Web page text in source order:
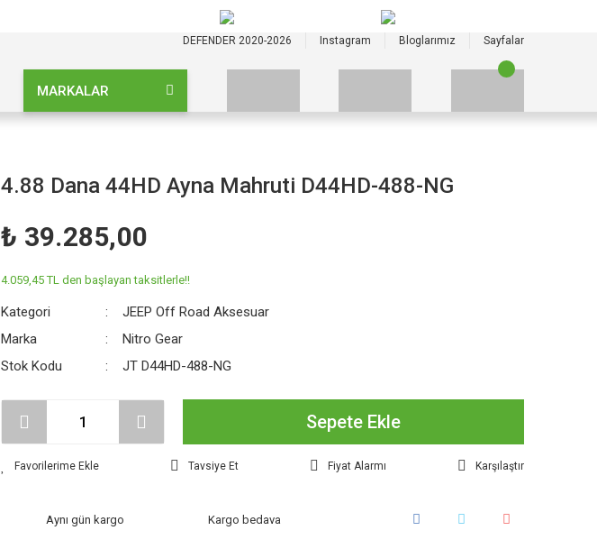
DEFENDER 2020-2026 Instagram Bloglarımız Sayfalar
MARKALAR
4.88 Dana 44HD Ayna Mahruti D44HD-488-NG
₺ 39.285,00
4.059,45 TL den başlayan taksitlerle!!
Kategori
JEEP Off Road Aksesuar
Marka
Nitro Gear
Stok Kodu
JT D44HD-488-NG
Sepete Ekle
Tavsiye Et Fiyat Alarmı Karşılaştır
Aynı gün kargo Kargo bedava